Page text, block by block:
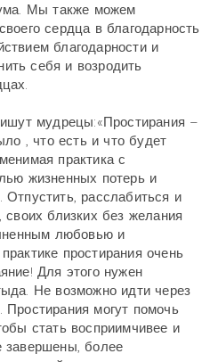
Мы также можем
сердца в благодарность
благодарности и
себя и возродить
мудрецы:«Простирания –
, что есть и что будет
практика с
жизненных потерь и
расслабиться и
близких без желания
любовью и
простирания очень
Для этого нужен
Не возможно идти через
Простирания могут помочь
стать восприимчивее и
завершены, более